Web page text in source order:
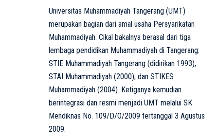
Universitas Muhammadiyah Tangerang (UMT)
merupakan bagian dari amal usaha Persyarikatan
Muhammadiyah. Cikal bakalnya berasal dari tiga
lembaga pendidikan Muhammadiyah di Tangerang:
STIE Muhammadiyah Tangerang (didirikan 1993),
STAI Muhammadiyah (2000), dan STIKES
Muhammadiyah (2004). Ketiganya kemudian
berintegrasi dan resmi menjadi UMT melalui SK
Mendiknas No. 109/D/O/2009 tertanggal 3 Agustus
2009.